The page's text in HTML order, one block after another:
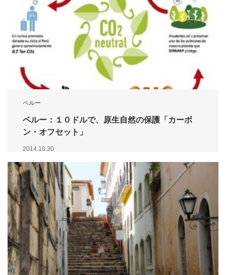
ペルー
ペルー：１０ドルで、原生自然の保護「カーボ
ン・オフセット」
2014.10.30